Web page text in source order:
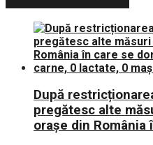
După
pregătesc alte
orașe din România